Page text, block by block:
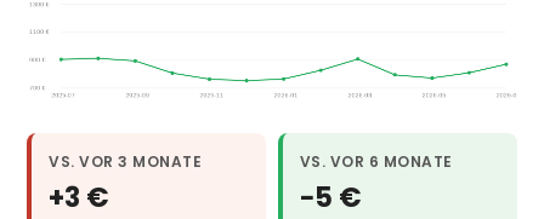
VS. VOR 3 MONATE
+3 €
VS. VOR 6 MONATE
−5 €